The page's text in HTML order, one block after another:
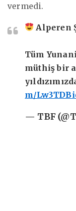
vermedi.
Alperen
Tüm
müthiş bir
m/
— TBF